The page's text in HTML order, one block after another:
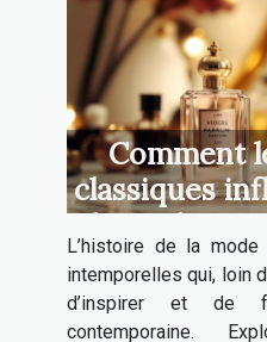
Comment
classiques
la mode
L’histoire de la
intemporelles qui, loin
d’inspirer et de
contemporaine.